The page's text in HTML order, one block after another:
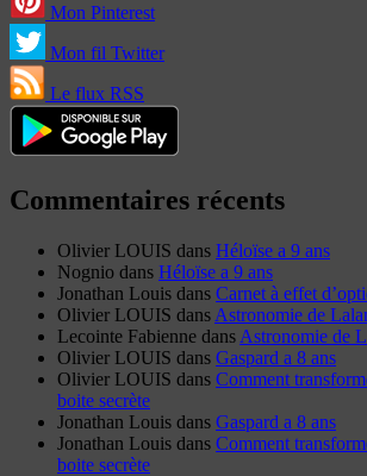
Mon Pinterest
Mon fil Twitter
Le flux RSS
Commentaires récents
Olivier LOUIS dans Héloïse a 9 ans
Nognio dans Héloïse a 9 ans
Jonathan Louis dans Carnet à effet
Olivier LOUIS dans Astronomie de
Lecointe Fabienne dans Astronomie de
Olivier LOUIS dans Gaspard a 8 ans
Olivier LOUIS dans Comment
boite secrète
Jonathan Louis dans Gaspard a 8 ans
Jonathan Louis dans Comment
boite secrète